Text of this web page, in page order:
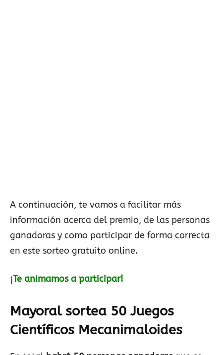
A continuación, te vamos a facilitar más
información acerca del premio, de las personas
ganadoras y como participar de forma correcta
en este sorteo gratuito online.
¡Te animamos a participar!
Mayoral sortea 50 Juegos
Científicos Mecanimaloides